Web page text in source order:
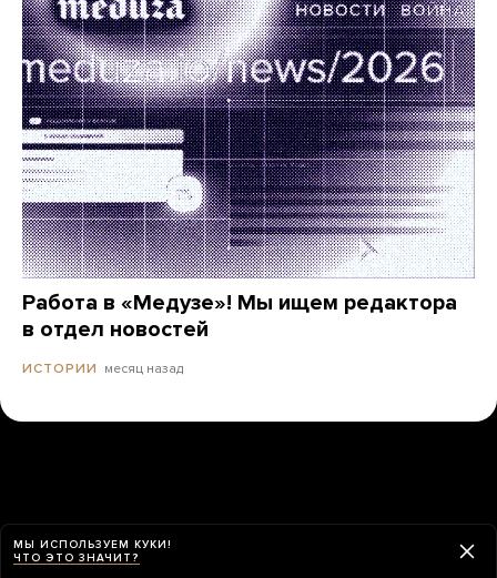
Работа в «Медузе»! Мы ищем редактора
в отдел новостей
ИСТОРИИ месяц назад
МЫ ИСПОЛЬЗУЕМ КУКИ!
ЧТО ЭТО ЗНАЧИТ?